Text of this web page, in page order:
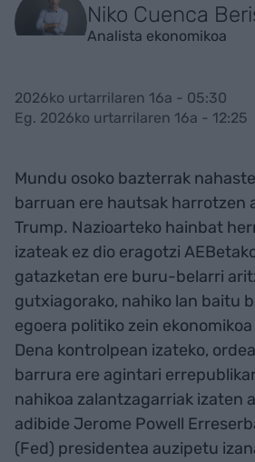
Niko Cuenca
Analista ekonomikoa
2026ko urtarrilaren 16a - 05:30
Eg. 2026ko urtarrilaren 16a - 12:25
Mundu osoko bazterrak
barruan ere hautsak harrotzen
Trump. Nazioarteko hainbat
izateak ez dio eragotzi
gatazketan ere buru-belarri
gutxiagorako, nahiko lan baitu
egoera politiko zein
Dena kontrolpean izateko,
barrura ere agintari
nahikoa zalantzagarriak izaten
adibide Jerome Powell
(Fed) presidentea auzipetu